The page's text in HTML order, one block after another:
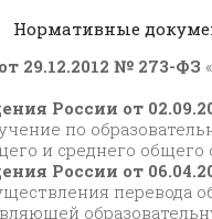
Нормативные
29.12.2012 № 273-ФЗ
России от
по
и среднего общего
России от
перевода